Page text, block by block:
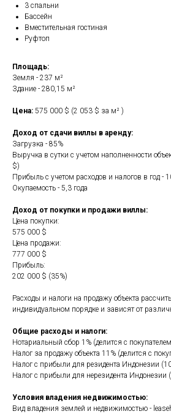
3 спальни
Бассейн
Вместительная гостиная
Руфтоп
Площадь:
Земля - 237 м²
Здание - 280,15 м²
Цена: 575 000 $ (2 053 $ за м² )
Доход от сдачи виллы в аренду:
Загрузка - 85%
Выручка в сутки с учетом наполненности
$)
Прибыль с учетом расходов и налогов в год -
Окупаемость - 5,3 года
Доход от покупки и продажи виллы:
Цена покупки:
575 000 $
Цена продажи:
777 000 $
Прибыль:
202 000 $ (35%)
Расходы и налоги на продажу объекта
индивидуальном порядке и зависят от
Общие расходы и налоги:
Нотариальный сбор 1% (делится с
Налог за продажу объекта 11% (делится с
Налог с прибыли для резидента Индонезии
Налог с прибыли для нерезидента Индонезии
Условия владения недвижимостью:
Вид владения землей и недвижимостью -